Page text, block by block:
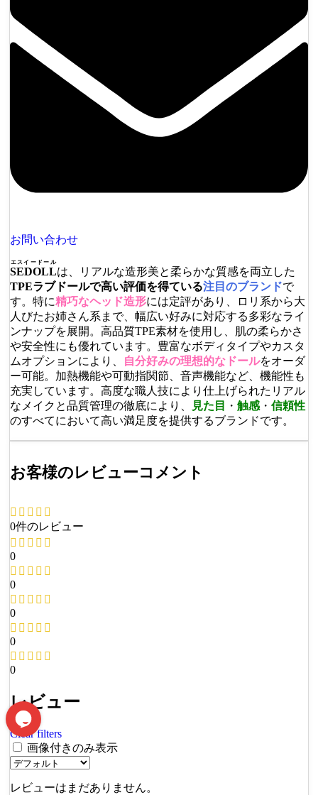
お問い合わせ
SEDOLL
エスイードール
は、リアルな造形美と柔らかな質感を両立した
TPEラブドールで高い評価を得ている注目のブランドで
す。特に精巧なヘッド造形には定評があり、ロリ系から大
人びたお姉さん系まで、幅広い好みに対応する多彩なライ
ンナップを展開。高品質TPE素材を使用し、肌の柔らかさ
や安全性にも優れています。豊富なボディタイプやカスタ
ムオプションにより、
自分好みの理想的なドールをオーダ
ー可能。加熱機能や可動指関節、音声機能など、機能性も
充実しています。高度な職人技により仕上げられたリアル
なメイクと品質管理の徹底により、
見た目 ・ 触感 ・ 信頼性
のすべてにおいて高い満足度を提供するブランドです。
お客様のレビューコメント
0件のレビュー
0
0
0
0
0
レビュー
Clear filters
画像付きのみ表示
レビューはまだありません。